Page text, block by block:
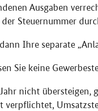
Ausgaben
Steuernummer
Ihre separate
Sie keine
nicht übersteigen,